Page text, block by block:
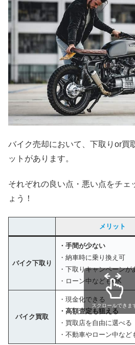
バイク売却において、下取りor買
ットがあります。
それぞれの良い点・悪い点をチェ
ょう！
メリット
バイク下取り
・手間が少ない
・納車時に乗り換え可
・下取りキャンペーンが
・ローン中などもOK
バイク買取
・現金化できる
・高額査定も狙える
・買取店を自由に選べる
・不動車やローン中など
スクロールできま